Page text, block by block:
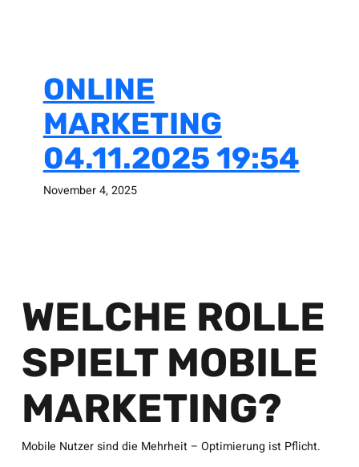
ONLINE
MARKETING
04.11.2025 19:54
November 4, 2025
WELCHE ROLLE
SPIELT MOBILE
MARKETING?
Mobile Nutzer sind die Mehrheit – Optimierung ist Pflicht.